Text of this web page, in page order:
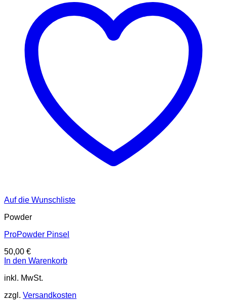
Auf die Wunschliste
Powder
ProPowder Pinsel
50,00 €
In den Warenkorb
inkl. MwSt.
zzgl. Versandkosten